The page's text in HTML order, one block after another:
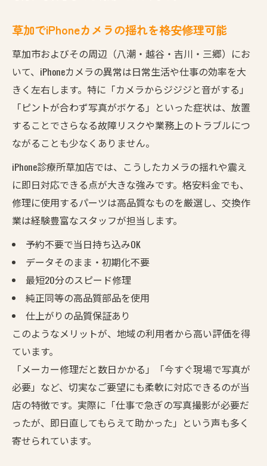
草加でiPhoneカメラの揺れを格安修理可能
草加市およびその周辺（八潮・越谷・吉川・三郷）にお
いて、iPhoneカメラの異常は日常生活や仕事の効率を大
きく左右します。特に「カメラからジジジと音がする」
「ピントが合わず写真がボケる」といった症状は、放置
することでさらなる故障リスクや業務上のトラブルにつ
ながることも少なくありません。
iPhone診療所草加店では、こうしたカメラの揺れや震え
に即日対応できる点が大きな強みです。格安料金でも、
修理に使用するパーツは高品質なものを厳選し、交換作
業は経験豊富なスタッフが担当します。
予約不要で当日持ち込みOK
データそのまま・初期化不要
最短20分のスピード修理
純正同等の高品質部品を使用
仕上がりの品質保証あり
このようなメリットが、地域の利用者から高い評価を得
ています。
「メーカー修理だと数日かかる」「今すぐ現場で写真が
必要」など、切実なご要望にも柔軟に対応できるのが当
店の特徴です。実際に「仕事で急ぎの写真撮影が必要だ
ったが、即日直してもらえて助かった」という声も多く
寄せられています。